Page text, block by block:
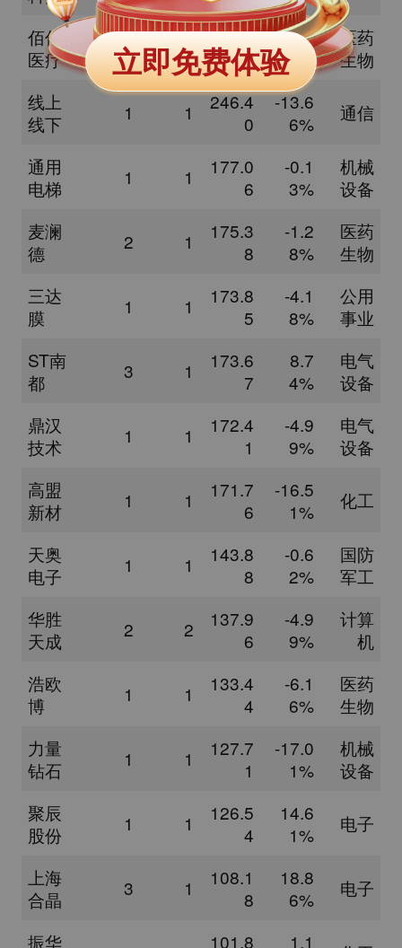
佰仁
医疗
1 1
266.1
4
12.9
1%
医药
生物
线上
线下
1 1
246.4
0
-13.6
6%
通信
通用
电梯
1 1
177.0
6
-0.1
3%
机械
设备
麦澜
德
2 1
175.3
8
-1.2
8%
医药
生物
三达
膜
1 1
173.8
5
-4.1
8%
公用
事业
ST南
都
3 1
173.6
7
8.7
4%
电气
设备
鼎汉
技术
1 1
172.4
1
-4.9
9%
电气
设备
高盟
新材
1 1
171.7
6
-16.5
1%
化工
天奥
电子
1 1
143.8
8
-0.6
2%
国防
军工
华胜
天成
2 2
137.9
6
-4.9
9%
计算
机
浩欧
博
1 1
133.4
4
-6.1
6%
医药
生物
力量
钻石
1 1
127.7
1
-17.0
1%
机械
设备
聚辰
股份
1 1
126.5
4
14.6
1%
电子
上海
合晶
3 1
108.1
8
18.8
6%
电子
振华
101.8
1.1
立即免费体验